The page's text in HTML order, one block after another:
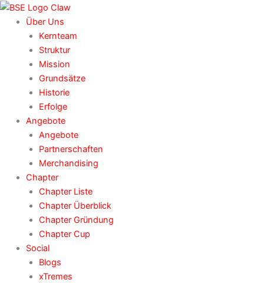
Zum
Inhalt
springen
Über Uns
Kernteam
Struktur
Mission
Grundsätze
Historie
Erfolge
Angebote
Angebote
Partnerschaften
Merchandising
Chapter
Chapter Liste
Chapter Überblick
Chapter Gründung
Chapter Cup
Social
Blogs
xTremes